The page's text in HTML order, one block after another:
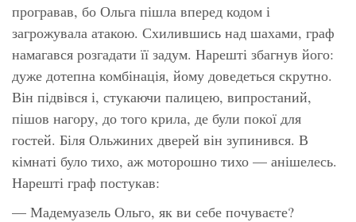
програвав, бо Ольга пішла вперед кодом і
загрожувала атакою. Схилившись над шахами, граф
намагався розгадати її задум. Нарешті збагнув його:
дуже дотепна комбінація, йому доведеться скрутно.
Він підвівся і, стукаючи палицею, випростаний,
пішов нагору, до того крила, де були покої для
гостей. Біля Ольжиних дверей він зупинився. В
кімнаті було тихо, аж моторошно тихо — анішелесь.
Нарешті граф постукав:
— Мадемуазель Ольго, як ви себе почуваєте?